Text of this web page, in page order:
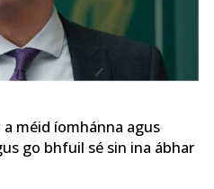
méid íomhánna agus
go bhfuil sé sin ina ábhar